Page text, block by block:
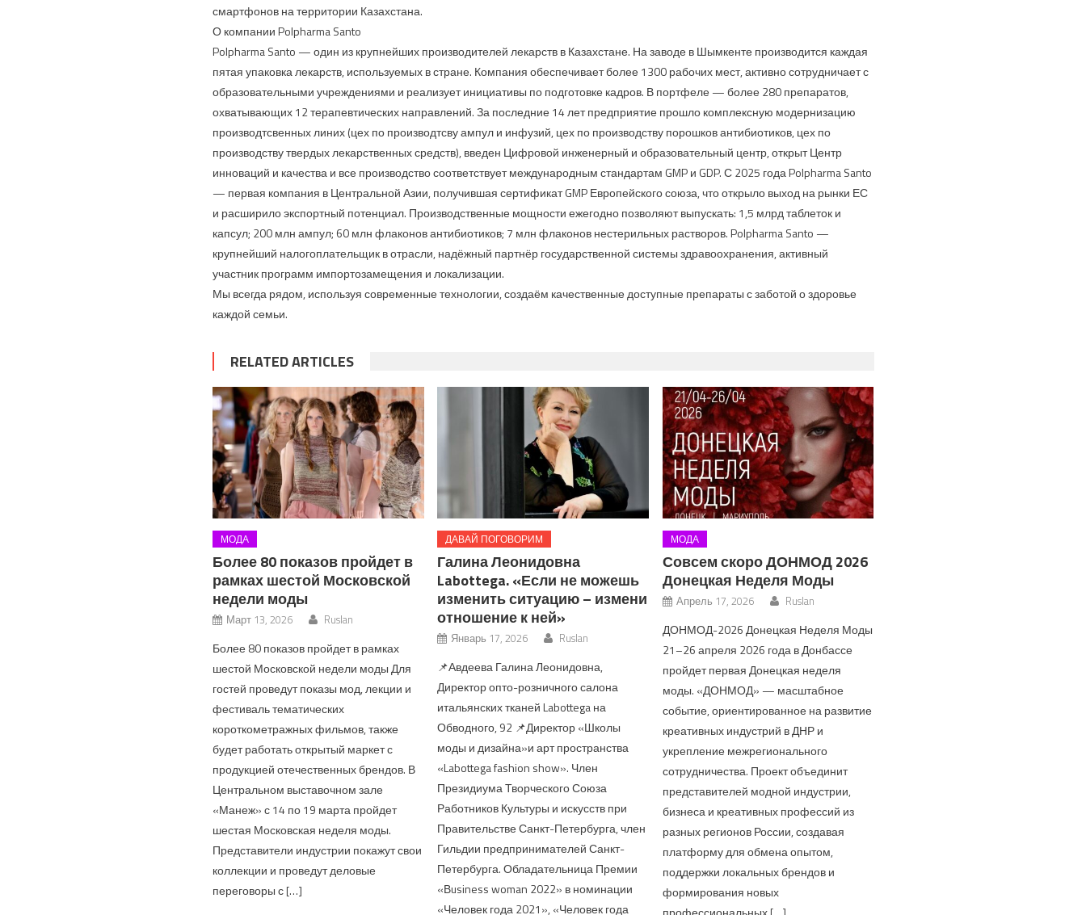
смартфонов на территории Казахстана.
О компании Polpharma Santo
Polpharma Santo — один из крупнейших производителей лекарств в Казахстане. На заводе в Шымкенте производится каждая
пятая упаковка лекарств, используемых в стране. Компания обеспечивает более 1300 рабочих мест, активно сотрудничает с
образовательными учреждениями и реализует инициативы по подготовке кадров. В портфеле — более 280 препаратов,
охватывающих 12 терапевтических направлений. За последние 14 лет предприятие прошло комплексную модернизацию
производтсвенных линих (цех по производтсву ампул и инфузий, цех по производству порошков антибиотиков, цех по
производству твердых лекарственных средств), введен Цифровой инженерный и образовательный центр, открыт Центр
инноваций и качества и все производство соответствует международным стандартам GMP и GDP. С 2025 года Polpharma Santo
— первая компания в Центральной Азии, получившая сертификат GMP Европейского союза, что открыло выход на рынки ЕС
и расширило экспортный потенциал. Производственные мощности ежегодно позволяют выпускать: 1,5 млрд таблеток и
капсул; 200 млн ампул; 60 млн флаконов антибиотиков; 7 млн флаконов нестерильных растворов. Polpharma Santo —
крупнейший налогоплательщик в отрасли, надёжный партнёр государственной системы здравоохранения, активный
участник программ импортозамещения и локализации.
Мы всегда рядом, используя современные технологии, создаём качественные доступные препараты с заботой о здоровье
каждой семьи.
RELATED ARTICLES
МОДА
Более 80 показов пройдет в
рамках шестой Московской
недели моды
Март 13, 2026 Ruslan
Более 80 показов пройдет в рамках
шестой Московской недели моды Для
гостей проведут показы мод, лекции и
фестиваль тематических
короткометражных фильмов, также
будет работать открытый маркет с
продукцией отечественных брендов. В
Центральном выставочном зале
«Манеж» с 14 по 19 марта пройдет
шестая Московская неделя моды.
Представители индустрии покажут свои
коллекции и проведут деловые
переговоры с […]
ДАВАЙ ПОГОВОРИМ
Галина Леонидовна
Labottega. «Если не можешь
изменить ситуацию – измени
отношение к ней»
Январь 17, 2026 Ruslan
📌Авдеева Галина Леонидовна,
Директор опто-розничного салона
итальянских тканей Labottega на
Обводного, 92 📌Директор «Школы
моды и дизайна»и арт пространства
«Labottega fashion show». Член
Президиума Творческого Союза
Работников Культуры и искусств при
Правительстве Санкт-Петербурга, член
Гильдии предпринимателей Санкт-
Петербурга. Обладательница Премии
«Вusiness woman 2022» в номинации
«Человек года 2021», «Человек года
МОДА
Совсем скоро ДОНМОД 2026
Донецкая Неделя Моды
Апрель 17, 2026 Ruslan
ДОНМОД-2026 Донецкая Неделя Моды
21–26 апреля 2026 года в Донбассе
пройдет первая Донецкая неделя
моды. «ДОНМОД» — масштабное
событие, ориентированное на развитие
креативных индустрий в ДНР и
укрепление межрегионального
сотрудничества. Проект объединит
представителей модной индустрии,
бизнеса и креативных профессий из
разных регионов России, создавая
платформу для обмена опытом,
поддержки локальных брендов и
формирования новых